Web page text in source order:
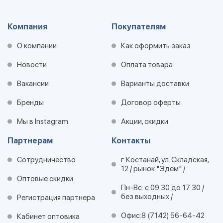
Компания
О компании
Новости
Вакансии
Бренды
Мы в Instagram
Покупателям
Как оформить заказ
Оплата товара
Варианты доставки
Договор оферты
Акции, скидки
Партнерам
Сотрудничество
Оптовые скидки
Регистрация партнера
Кабинет оптовика
Контакты
г. Костанай, ул. Складская,
12 / рынок "Эдем" /
Пн-Вс: с 09:30 до 17:30 /
без выходных /
Офис:8 (7142) 56-64-42